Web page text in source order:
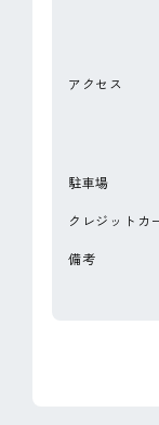
アクセス
駐車場
クレジットカ
備考